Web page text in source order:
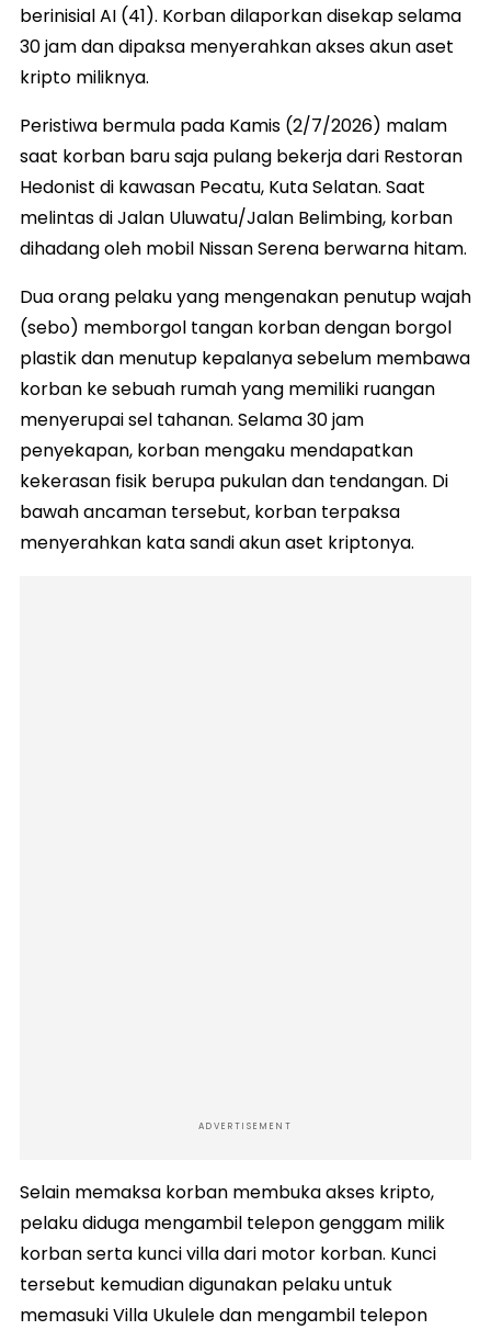
berinisial AI (41). Korban dilaporkan disekap selama
30 jam dan dipaksa menyerahkan akses akun aset
kripto miliknya.
Peristiwa bermula pada Kamis (2/7/2026) malam
saat korban baru saja pulang bekerja dari Restoran
Hedonist di kawasan Pecatu, Kuta Selatan. Saat
melintas di Jalan Uluwatu/Jalan Belimbing, korban
dihadang oleh mobil Nissan Serena berwarna hitam.
Dua orang pelaku yang mengenakan penutup wajah
(sebo) memborgol tangan korban dengan borgol
plastik dan menutup kepalanya sebelum membawa
korban ke sebuah rumah yang memiliki ruangan
menyerupai sel tahanan. Selama 30 jam
penyekapan, korban mengaku mendapatkan
kekerasan fisik berupa pukulan dan tendangan. Di
bawah ancaman tersebut, korban terpaksa
menyerahkan kata sandi akun aset kriptonya.
ADVERTISEMENT
Selain memaksa korban membuka akses kripto,
pelaku diduga mengambil telepon genggam milik
korban serta kunci villa dari motor korban. Kunci
tersebut kemudian digunakan pelaku untuk
memasuki Villa Ukulele dan mengambil telepon